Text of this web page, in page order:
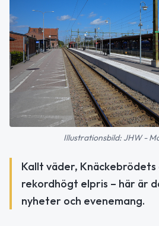
Illustrationsbild: JHW -
Kallt väder, Knäckebrödets
rekordhögt elpris – här är
nyheter och evenemang.